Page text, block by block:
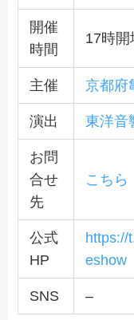
開催
時間
17時
主催 京都府
演出 東洋音
お問
合せ
先
こちら
公式
HP
https://
eshow
SNS –